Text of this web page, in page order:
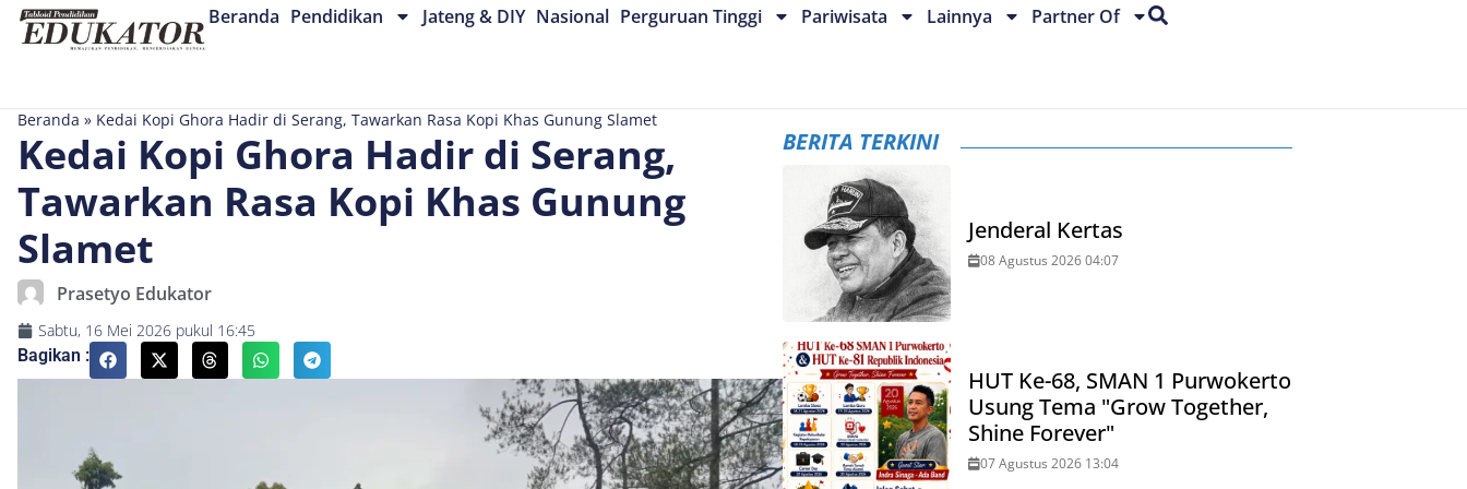
Beranda Pendidikan Jateng & DIY Nasional Perguruan Tinggi Pariwisata Lainnya Partner Of
Beranda » Kedai Kopi Ghora Hadir di Serang, Tawarkan Rasa Kopi Khas Gunung Slamet
Kedai Kopi Ghora Hadir di Serang,
Tawarkan Rasa Kopi Khas Gunung
Slamet
Prasetyo Edukator
Sabtu, 16 Mei 2026 pukul 16:45
Bagikan :
BERITA TERKINI
Jenderal Kertas
08 Agustus 2026 04:07
HUT Ke-68, SMAN 1 Purwokerto
Usung Tema "Grow Together,
Shine Forever"
07 Agustus 2026 13:04